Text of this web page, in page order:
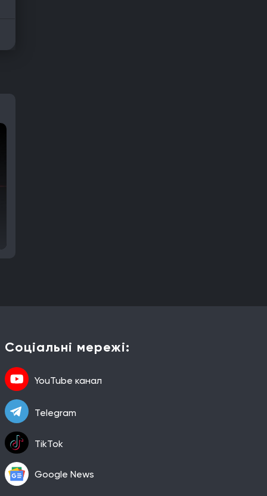
Соціальні мережі:
YouTube канал
Telegram
TikTok
Google News